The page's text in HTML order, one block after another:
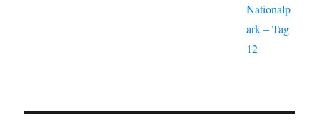
Nationalp
ark – Tag
12